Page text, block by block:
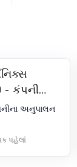
- કંપની
અનુપાલન
પહેલાં